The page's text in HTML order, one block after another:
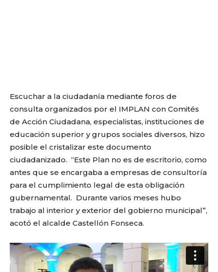
Escuchar a la ciudadanía mediante foros de
consulta organizados por el IMPLAN con Comités
de Acción Ciudadana, especialistas, instituciones de
educación superior y grupos sociales diversos, hizo
posible el cristalizar este documento
ciudadanizado. “Este Plan no es de escritorio, como
antes que se encargaba a empresas de consultoría
para el cumplimiento legal de esta obligación
gubernamental. Durante varios meses hubo
trabajo al interior y exterior del gobierno municipal”,
acotó el alcalde Castellón Fonseca.